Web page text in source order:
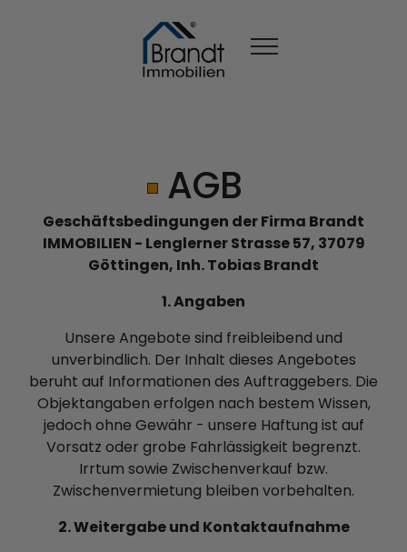
AGB
Geschäftsbedingungen der Firma Brandt
IMMOBILIEN - Lenglerner Strasse 57, 37079
Göttingen, Inh. Tobias Brandt
1. Angaben
Unsere Angebote sind freibleibend und
unverbindlich. Der Inhalt dieses Angebotes
beruht auf Informationen des Auftraggebers. Die
Objektangaben erfolgen nach bestem Wissen,
jedoch ohne Gewähr - unsere Haftung ist auf
Vorsatz oder grobe Fahrlässigkeit begrenzt.
Irrtum sowie Zwischenverkauf bzw.
Zwischenvermietung bleiben vorbehalten.
2. Weitergabe und Kontaktaufnahme